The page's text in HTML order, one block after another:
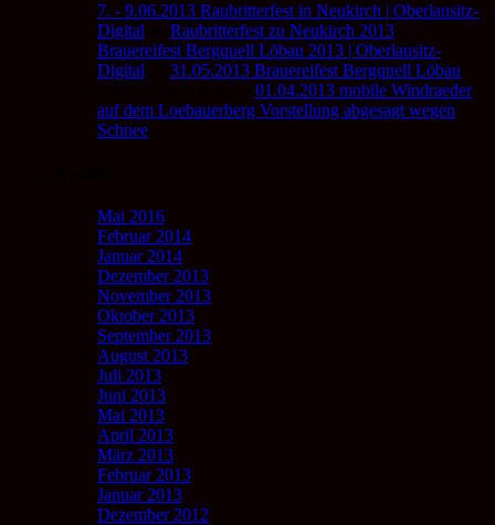
7. - 9.06.2013 Raubritterfest in Neukirch | Oberlausitz-
Digital
Raubritterfest zu Neukirch 2013
Brauereifest Bergquell Löbau 2013 | Oberlausitz-
Digital
31.05.2013 Brauereifest Bergquell Löbau
01.04.2013 mobile Windraeder
auf dem Loebauerberg Vorstellung abgesagt wegen
Schnee
Mai 2016
Februar 2014
Januar 2014
Dezember 2013
November 2013
Oktober 2013
September 2013
August 2013
Juli 2013
Juni 2013
Mai 2013
April 2013
März 2013
Februar 2013
Januar 2013
Dezember 2012